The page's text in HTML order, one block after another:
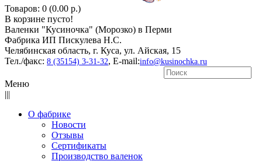
Товаров: 0 (0.00 р.)
В корзине пусто!
Валенки "Кусиночкa" (Морозко) в Перми
Фабрика ИП Пискулева Н.С.
Челябинская область, г. Куса, ул. Айская, 15
Тел./факс: 8 (35154) 3-31-32, E-mail:info@kusinochka.ru
Меню
|||
О фабрике
Новости
Отзывы
Сертификаты
Производство валенок